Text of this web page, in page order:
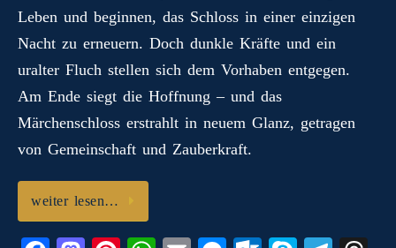
Leben und beginnen, das Schloss in einer einzigen
Nacht zu erneuern. Doch dunkle Kräfte und ein
uralter Fluch stellen sich dem Vorhaben entgegen.
Am Ende siegt die Hoffnung – und das
Märchenschloss erstrahlt in neuem Glanz, getragen
von Gemeinschaft und Zauberkraft.
weiter lesen…